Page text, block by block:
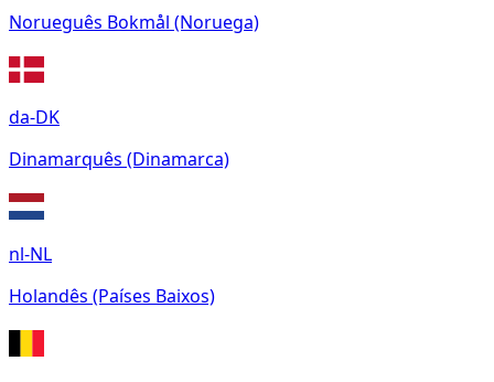
Norueguês Bokmål (Noruega)
da-DK
Dinamarquês (Dinamarca)
nl-NL
Holandês (Países Baixos)